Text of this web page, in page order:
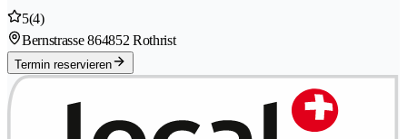
5(4)
Bernstrasse 864852 Rothrist
Termin reservieren